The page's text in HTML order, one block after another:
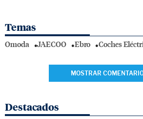
Temas
Omoda JAECOO Ebro Coches
MOSTRAR
Destacados